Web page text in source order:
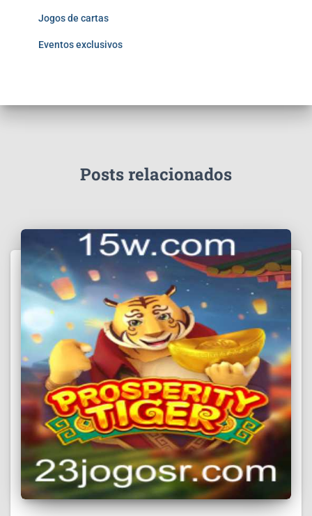
Jogos de cartas
Eventos exclusivos
Posts relacionados